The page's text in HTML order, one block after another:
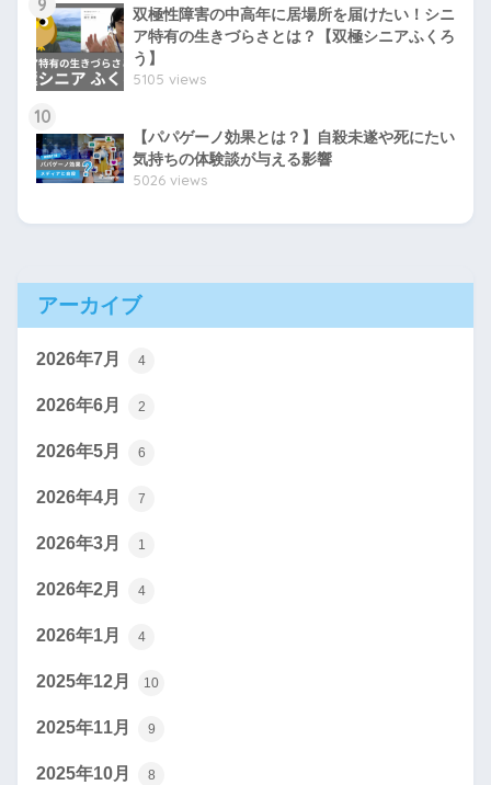
9
双極性障害の中高年に居場所を届けたい！シニ
ア特有の生きづらさとは？【双極シニアふくろ
う】
5105 views
10
【パパゲーノ効果とは？】自殺未遂や死にたい
気持ちの体験談が与える影響
5026 views
アーカイブ
2026年7月 4
2026年6月 2
2026年5月 6
2026年4月 7
2026年3月 1
2026年2月 4
2026年1月 4
2025年12月 10
2025年11月 9
2025年10月 8